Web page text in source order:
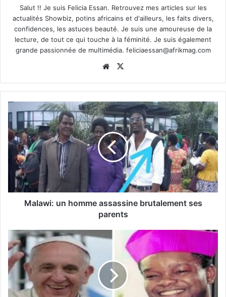
Salut !! Je suis Felicia Essan. Retrouvez mes articles sur les
actualités Showbiz, potins africains et d'ailleurs, les faits divers,
confidences, les astuces beauté. Je suis une amoureuse de la
lecture, de tout ce qui touche à la féminité. Je suis également
grande passionnée de multimédia. feliciaessan@afrikmag.com
Website
Malawi: un homme assassine brutalement ses
parents